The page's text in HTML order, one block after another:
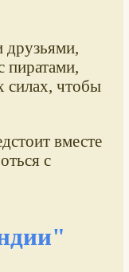
друзьями,
пиратами,
силах, чтобы
вместе
с